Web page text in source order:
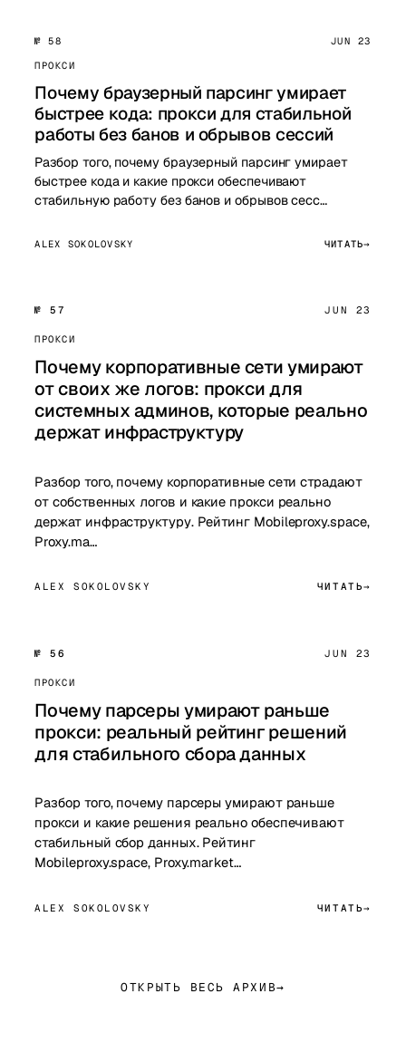
№ 58
JUN 23
ПРОКСИ
Почему браузерный парсинг умирает
быстрее кода: прокси для стабильной
работы без банов и обрывов сессий
Разбор того, почему браузерный парсинг умирает
быстрее кода и какие прокси обеспечивают
стабильную работу без банов и обрывов сесс…
ALEX SOKOLOVSKY ЧИТАТЬ
№ 57 JUN 23
ПРОКСИ
Почему корпоративные сети умирают
от своих же логов: прокси для
системных админов, которые реально
держат инфраструктуру
Разбор того, почему корпоративные сети страдают
от собственных логов и какие прокси реально
держат инфраструктуру. Рейтинг Mobileproxy.space,
Proxy.ma…
ALEX SOKOLOVSKY ЧИТАТЬ
№ 56 JUN 23
ПРОКСИ
Почему парсеры умирают раньше
прокси: реальный рейтинг решений
для стабильного сбора данных
Разбор того, почему парсеры умирают раньше
прокси и какие решения реально обеспечивают
стабильный сбор данных. Рейтинг
Mobileproxy.space, Proxy.market…
ALEX SOKOLOVSKY ЧИТАТЬ
ОТКРЫТЬ ВЕСЬ АРХИВ→